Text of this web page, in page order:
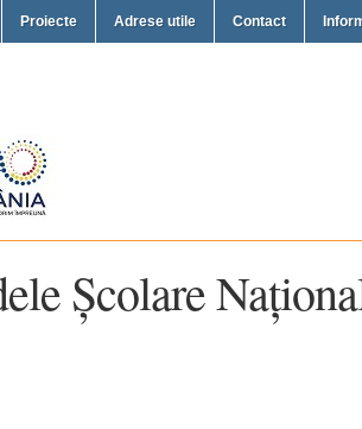
Proiecte Adrese utile Contact
Școlare